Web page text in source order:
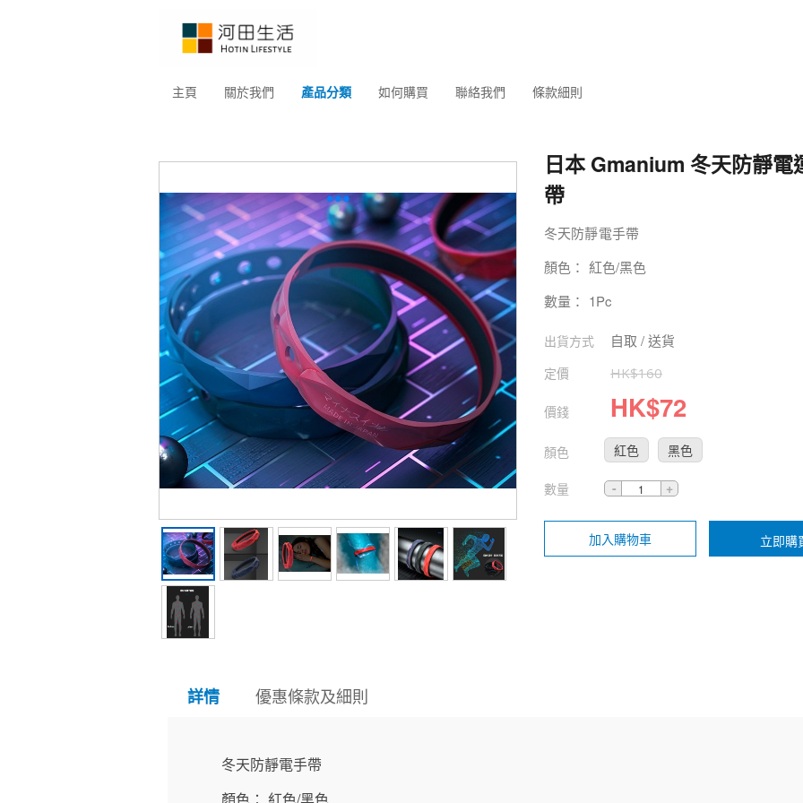
主頁 關於我們 產品分類 如何購買 聯絡我們 條款細則
日本 Gmanium 冬天防靜電
帶
冬天防靜電手帶
顏色： 紅色/黑色
數量： 1Pc
出貨方式 自取 / 送貨
定價 HK$160
價錢 HK$72
顏色 紅色 黑色
數量
加入購物車 立即購
詳情 優惠條款及細則
冬天防靜電手帶